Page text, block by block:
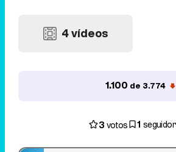
4 vídeos
1.100 de 3.774
3votos 1 seguidor